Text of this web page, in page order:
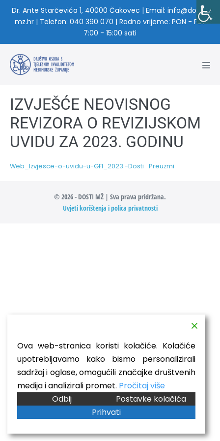
Dr. Ante Starčevića 1, 40000 Čakovec | Email: info@dosti-
mz.hr | Telefon: 040 390 070 | Radno vrijeme: PON - PET
7:00 - 15:00 sati
IZVJEŠĆE NEOVISNOG
REVIZORA O REVIZIJSKOM
UVIDU ZA 2023. GODINU
Web_Izvjesce-o-uvidu-u-GFI_2023.-Dosti Preuzmi
© 2026 - DOSTI MŽ | Sva prava pridržana.
Uvjeti korištenja i polica privatnosti
Ova web-stranica koristi kolačiće. Kolačiće
upotrebljavamo kako bismo personalizirali
sadržaj i oglase, omogućili značajke društvenih
medija i analizirali promet. Pročitaj više
Odbij
Postavke kolačića
Prihvati